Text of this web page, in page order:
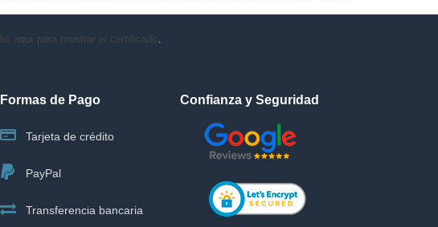
aquí para mostrar el certificado.
Formas de Pago
Tarjeta de crédito
PayPal
Transferencia bancaria
Confianza y Seguridad